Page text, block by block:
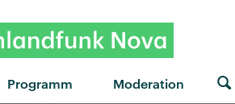
Programm Moderation